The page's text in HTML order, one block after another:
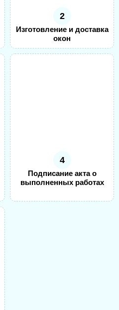
2
Изготовление и доставка
окон
4
Подписание акта о
выполненных работах